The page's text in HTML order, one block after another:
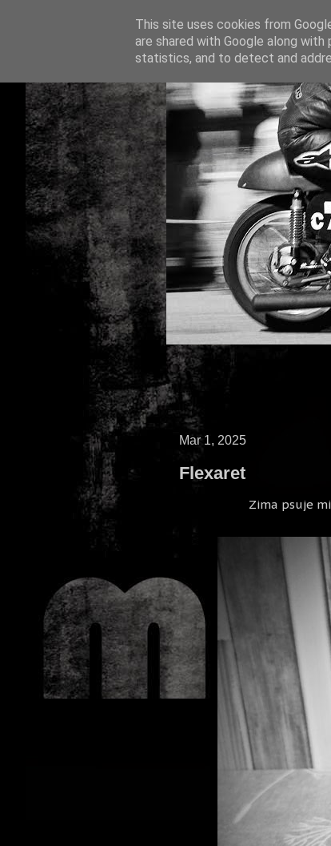
Mar 1, 2025
Flexaret
Zima psuje
This site uses cookies from
are shared with Google along
statistics, and to detect and